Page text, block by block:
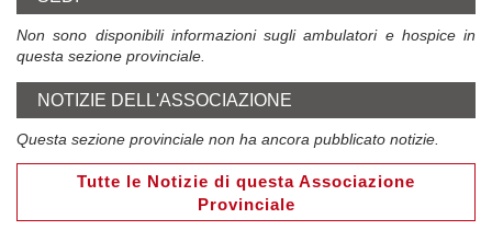
Non sono disponibili informazioni sugli ambulatori e hospice in
questa sezione provinciale.
NOTIZIE DELL'ASSOCIAZIONE
Questa sezione provinciale non ha ancora pubblicato notizie.
Tutte le Notizie di questa Associazione
Provinciale